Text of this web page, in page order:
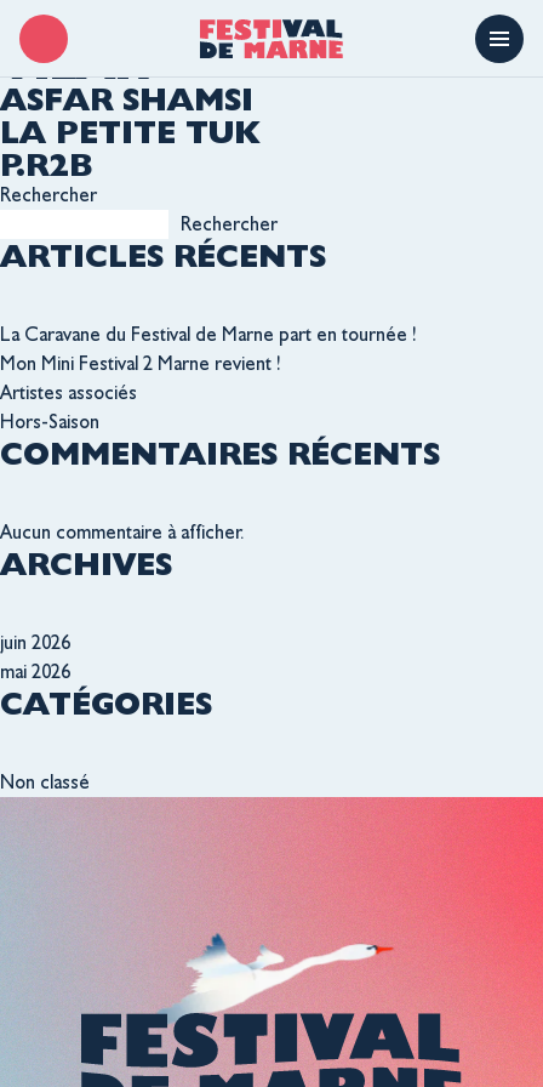
LIEU : THÉÂTRE JEAN
VILAR
ASFAR SHAMSI
LA PETITE TUK
P.R2B
Rechercher
Rechercher
ARTICLES RÉCENTS
La Caravane du Festival de Marne part en tournée !
Mon Mini Festival 2 Marne revient !
Artistes associés
Hors-Saison
COMMENTAIRES RÉCENTS
Aucun commentaire à afficher.
ARCHIVES
juin 2026
mai 2026
CATÉGORIES
Non classé